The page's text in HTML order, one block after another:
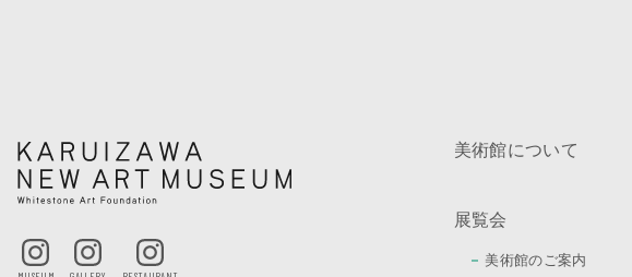
美術館について
展覧会
美術館のご案内